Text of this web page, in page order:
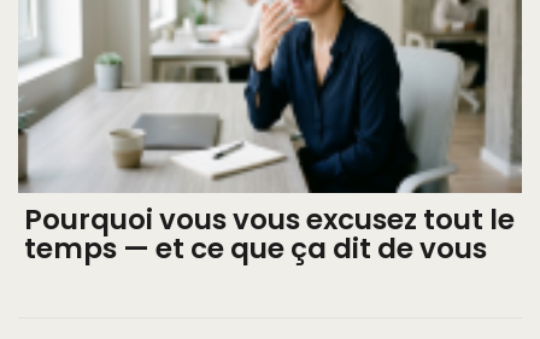
Pourquoi vous vous excusez tout le
temps — et ce que ça dit de vous